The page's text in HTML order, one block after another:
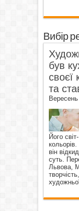
Вибір
був
своєї
та
Його
він
суть.
Львова,